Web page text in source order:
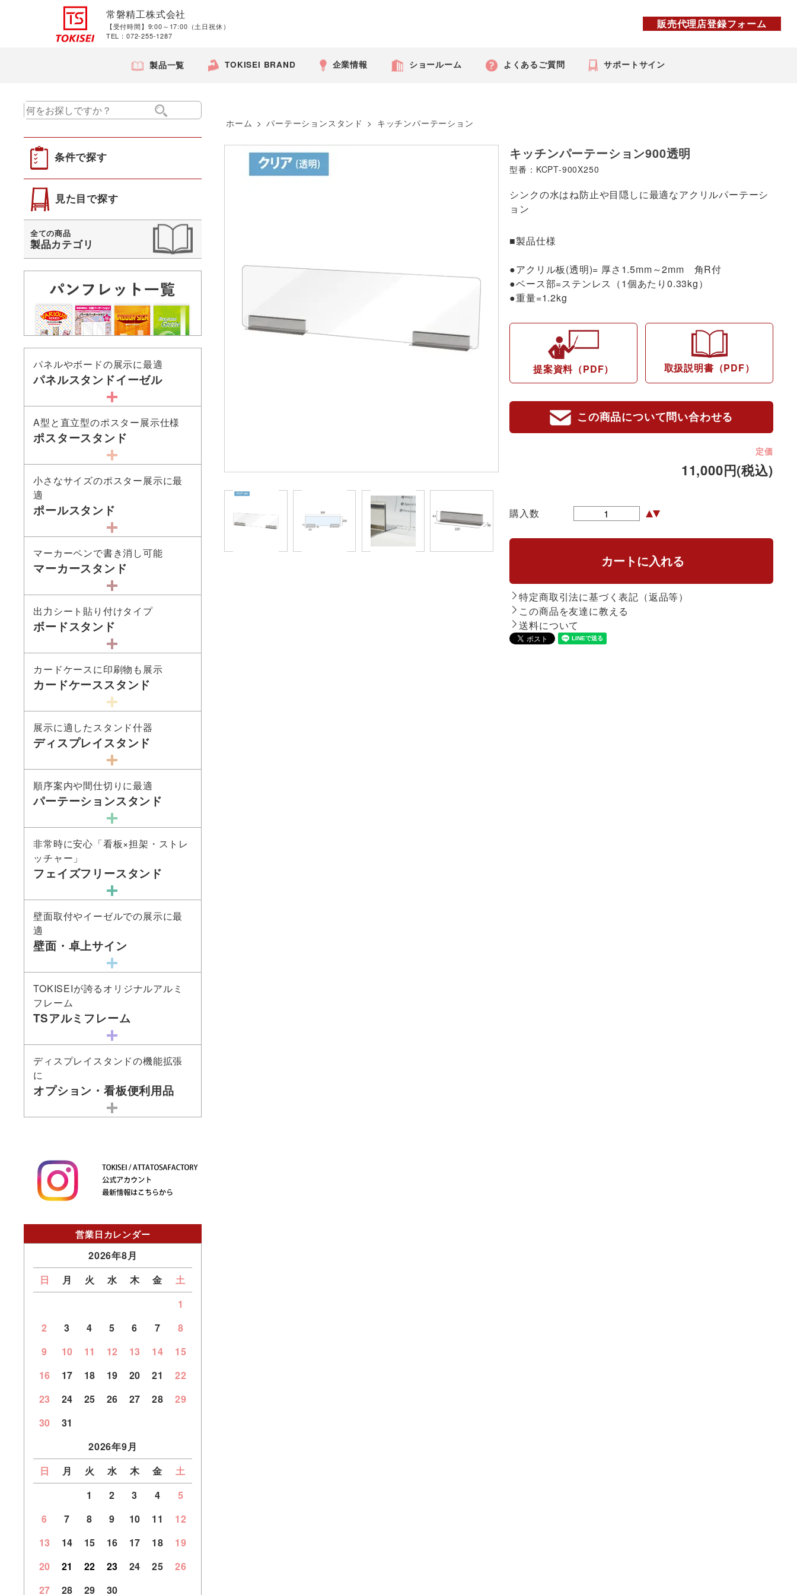
常磐精工株式会社
【受付時間】9:00～17:00（土日祝休）
TEL：072-255-1287
販売代理店登録フォーム
製品一覧 TOKISEI BRAND 企業情報 ショールーム よくあるご質問 サポートサイン
ホーム > パーテーションスタンド > キッチンパーテーション
キッチンパーテーション900透明
型番：KCPT-900X250
シンクの水はね防止や目隠しに最適なアクリルパーテーシ
ョン
■製品仕様
●アクリル板(透明)= 厚さ1.5mm～2mm 角R付
●ベース部=ステンレス（1個あたり0.33kg）
●重量=1.2kg
提案資料（PDF） 取扱説明書（PDF）
この商品について問い合わせる
定価
11,000円(税込)
購入数
特定商取引法に基づく表記（返品等）
この商品を友達に教える
送料について
条件で探す
見た目で探す
全ての商品
製品カテゴリ
パネルやボードの展示に最適
パネルスタンドイーゼル
A型と直立型のポスター展示仕様
ポスタースタンド
小さなサイズのポスター展示に最
適
ポールスタンド
マーカーペンで書き消し可能
マーカースタンド
出力シート貼り付けタイプ
ボードスタンド
カードケースに印刷物も展示
カードケーススタンド
展示に適したスタンド什器
ディスプレイスタンド
順序案内や間仕切りに最適
パーテーションスタンド
非常時に安心「看板×担架・ストレ
ッチャー」
フェイズフリースタンド
壁面取付やイーゼルでの展示に最
適
壁面・卓上サイン
TOKISEIが誇るオリジナルアルミ
フレーム
TSアルミフレーム
ディスプレイスタンドの機能拡張
に
オプション・看板便利用品
営業日カレンダー
2026年8月
日
月 火 水 木 金
土
1
2
3 4 5 6 7
8
9
10 11 12 13 14
15
16
17 18 19 20 21
22
23
24 25 26 27 28
29
30
31
2026年9月
日
月 火 水 木 金
土
1
2 3 4
5
6
7 8 9 10 11
12
13
14 15 16 17 18
19
20
21 22 23 24 25
26
27
28 29 30